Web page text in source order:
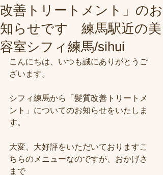
改善トリートメント」のお
知らせです 練馬駅近の美
容室シフィ練馬/sihui
こんにちは、いつも誠にありがとうご
ざいます。
シフィ練馬から「髪質改善トリートメ
ント」についてのお知らせをいたしま
す。
大変、大好評をいただいておりますこ
ちらのメニューなのですが、おかげさ
まで